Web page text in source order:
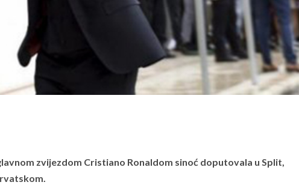
zvijezdom Cristiano Ronaldom sinoć doputovala u Split,